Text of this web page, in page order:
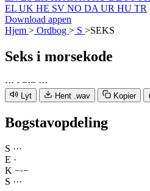
EL UK HE SV NO DA UR HU TR
Download appen
Hjem > Ordbog > S >SEKS
Seks i morsekode
··· · −·− ···
Lyt Hent .wav Kopier
Bogstavopdeling
S ···
E ·
K −·−
S ···